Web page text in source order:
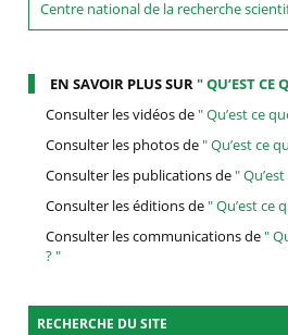
Centre national de la recherche
EN SAVOIR PLUS SUR" QU’EST CE
Consulter les vidéos de" Qu’est ce
Consulter les photos de" Qu’est ce
Consulter les publications de"
Consulter les éditions de" Qu’est ce
Consulter les communications de"
? "
RECHERCHE DU SITE